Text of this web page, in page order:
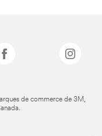
de commerce de 3M,